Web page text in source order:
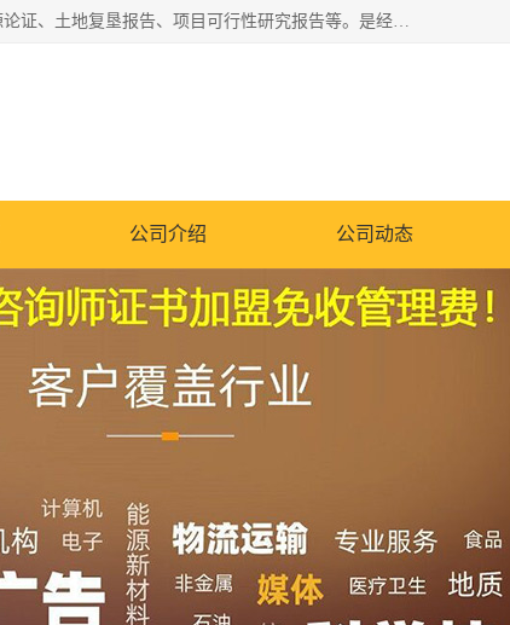
公司主营业务有地质灾害评估报告、节能评估报告、水土保持验收、水资源论证、土地复垦报告、项目可行性研究报告等。是经国家工商总局批准，在法律、法规、决定规定禁止的不得经营；法律、法规、决定规定应当许可（审批）的，经审批机关批准后凭许可（审批）文件经营;法律、法规，市场主体自主选择经营。
公司介绍 公司动态